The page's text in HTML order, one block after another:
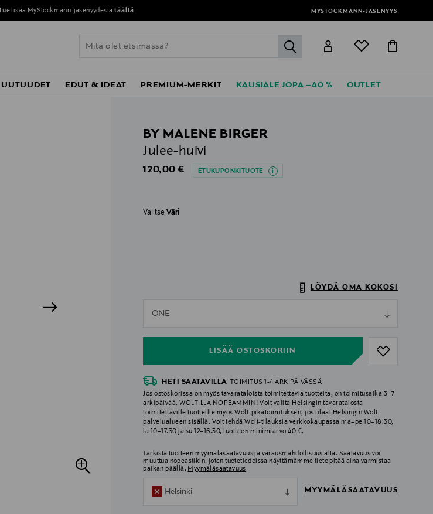
Lue lisää MyStockmann-jäsenyydestä täältä MYSTOCKMANN-JÄSENYYS
label.header.go
UUTUUDET EDUT & IDEAT PREMIUM-MERKIT KAUSIALE JOPA –40 % OUTLET
BY MALENE BIRGER
Julee-huivi
Original Price
120,00 € ETUKUPONKITUOTE
ValitseVäri
LÖYDÄ OMA KOKOSI
ONE
LISÄÄ OSTOSKORIIN
null
HETI SAATAVILLA
TOIMITUS 1-4 ARKIPÄIVÄSSÄ
Jos ostoskorissa on myös tavarataloista toimitettavia tuotteita, on toimitusaika 3–7
arkipäivää. WOLTILLA NOPEAMMIN! Voit valita Helsingin tavaratalosta
toimitettaville tuotteille myös Wolt-pikatoimituksen, jos tilaat Helsingin Wolt-
palvelualueen sisällä. Voit tehdä Wolt-tilauksia verkkokaupassa ma–pe 10–18.30,
la 10–17.30 ja su 12–16.30, tuotteen minimiarvo 40 €.
Tarkista tuotteen myymäläsaatavuus ja varausmahdollisuus alta. Saatavuus voi
muuttua nopeastikin, joten tuotetiedoissa näyttämämme tieto pitää aina varmistaa
paikan päällä. Myymäläsaatavuus
Helsinki MYYMÄLÄSAATAVUUS